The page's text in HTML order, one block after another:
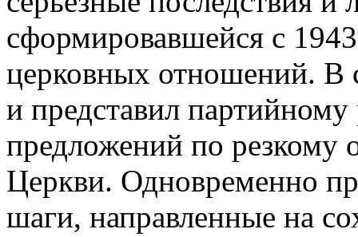
сформировавшейся с
церковных отношений. В
и представил
предложений по резкому
Церкви. Одновременно
шаги, направленные на